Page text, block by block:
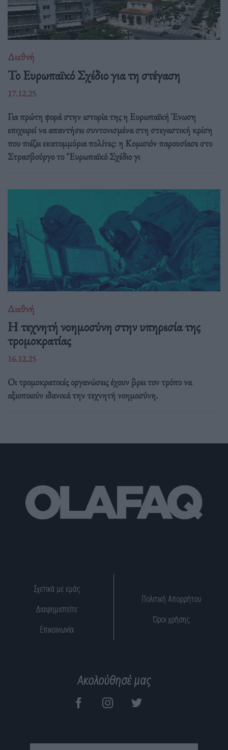
Διεθνή
Το Ευρωπαϊκό Σχέδιο για τη στέγαση
17.12.25
Για πρώτη φορά στην ιστορία της η Ευρωπαϊκή Ένωση
επιχειρεί να απαντήσει συντονισμένα στη στεγαστική κρίση
που πιέζει εκατομμύρια πολίτες: η Κομισιόν παρουσίασε στο
Στρασβούργο το "Ευρωπαϊκό Σχέδιο γι
Διεθνή
Η τεχνητή νοημοσύνη στην υπηρεσία της
τρομοκρατίας
16.12.25
Οι τρομοκρατικές οργανώσεις έχουν βρει τον τρόπο να
αξιοποιούν ιδανικά την τεχνητή νοημοσύνη.
Σχετικά με εμάς
Διαφημιστείτε
Επικοινωνία
Πολιτική Απορρήτου
Όροι χρήσης
Ακολούθησέ μας